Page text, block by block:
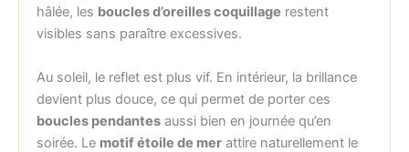
hâlée, les boucles d’oreilles coquillage restent
visibles sans paraître excessives.
Au soleil, le reflet est plus vif. En intérieur, la brillance
devient plus douce, ce qui permet de porter ces
boucles pendantesaussi bien en journée qu’en
soirée. Le motif étoile de merattire naturellement le